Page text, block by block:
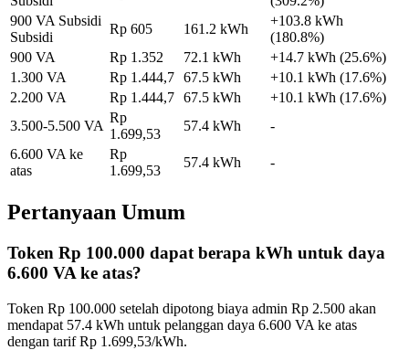
900 VA Subsidi
Subsidi
Rp 605 161.2 kWh
+103.8 kWh
(180.8%)
900 VA
Rp 1.352 72.1 kWh +14.7 kWh (25.6%)
1.300 VA
Rp 1.444,7 67.5 kWh +10.1 kWh (17.6%)
2.200 VA
Rp 1.444,7 67.5 kWh +10.1 kWh (17.6%)
3.500-5.500 VA
Rp
1.699,53
57.4 kWh
-
6.600 VA ke
atas
Rp
1.699,53
57.4 kWh -
Pertanyaan Umum
Token Rp 100.000 dapat berapa kWh untuk daya
6.600 VA ke atas?
Token Rp 100.000 setelah dipotong biaya admin Rp 2.500 akan
mendapat 57.4 kWh untuk pelanggan daya 6.600 VA ke atas
dengan tarif Rp 1.699,53/kWh.